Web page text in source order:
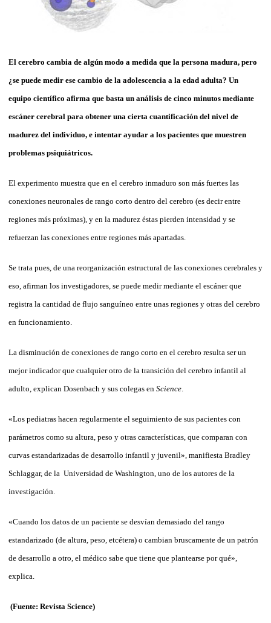
El cerebro cambia de algún modo a medida que la persona madura, pero
¿se puede medir ese cambio de la adolescencia a la edad adulta? Un
equipo científico afirma que basta un análisis de cinco minutos mediante
escáner cerebral para obtener una cierta cuantificación del nivel de
madurez del individuo, e intentar ayudar a los pacientes que muestren
problemas psiquiátricos.
El experimento muestra que en el cerebro inmaduro son más fuertes las
conexiones neuronales de rango corto dentro del cerebro (es decir entre
regiones más próximas), y en la madurez éstas pierden intensidad y se
refuerzan las conexiones entre regiones más apartadas.
Se trata pues, de una reorganización estructural de las conexiones cerebrales y
eso, afirman los investigadores, se puede medir mediante el escáner que
registra la cantidad de flujo sanguíneo entre unas regiones y otras del cerebro
en funcionamiento.
La disminución de conexiones de rango corto en el cerebro resulta ser un
mejor indicador que cualquier otro de la transición del cerebro infantil al
adulto, explican Dosenbach y sus colegas en Science
«Los pediatras hacen regularmente el seguimiento de sus pacientes con
parámetros como su altura, peso y otras características, que comparan con
curvas estandarizadas de desarrollo infantil y juvenil», manifiesta Bradley
Schlaggar, de la Universidad de Washington, uno de los autores de la
investigación.
«Cuando los datos de un paciente se desvían demasiado del rango
estandarizado (de altura, peso, etcétera) o cambian bruscamente de un patrón
de desarrollo a otro, el médico sabe que tiene que plantearse por qué»,
explica.
(Fuente: Revista Science)